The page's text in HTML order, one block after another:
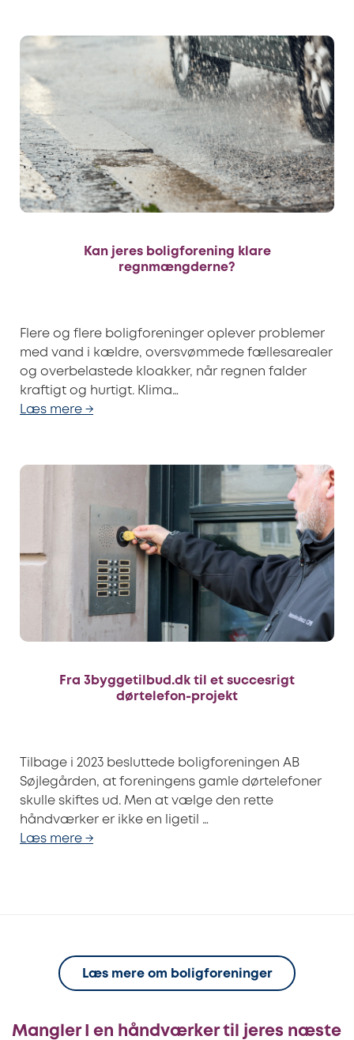
Kan jeres boligforening klare
regnmængderne?
Flere og flere boligforeninger oplever problemer
med vand i kældre, oversvømmede fællesarealer
og overbelastede kloakker, når regnen falder
kraftigt og hurtigt. Klima…
Læs mere →
Fra 3byggetilbud.dk til et succesrigt
dørtelefon-projekt
Tilbage i 2023 besluttede boligforeningen AB
Søjlegården, at foreningens gamle dørtelefoner
skulle skiftes ud. Men at vælge den rette
håndværker er ikke en ligetil …
Læs mere →
Læs mere om boligforeninger
Mangler I en håndværker til jeres næste